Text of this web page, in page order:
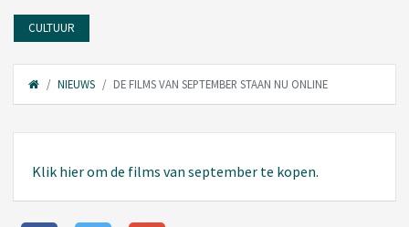
CULTUUR
NIEUWS DE FILMS VAN SEPTEMBER STAAN NU ONLINE
Klik hier om de films van september te kopen.